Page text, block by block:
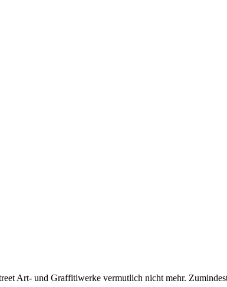
Art- und Graffitiwerke vermutlich nicht mehr.